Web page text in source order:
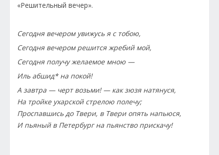
«Решительный вечер».
Сегодня вечером увижусь я с тобою,
Сегодня вечером решится жребий мой,
Сегодня получу желаемое мною —
Иль абшид* на покой!
А завтра — черт возьми! — как зюзя натянуся,
На тройке ухарской стрелою полечу;
Проспавшись до Твери, в Твери опять напьюся,
И пьяный в Петербург на пьянство прискачу!